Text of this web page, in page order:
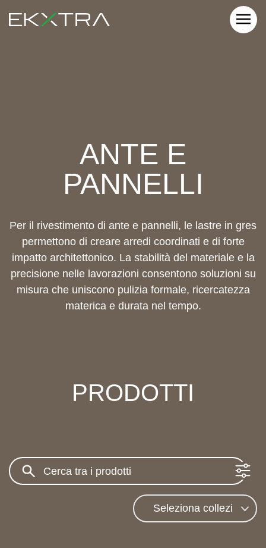
ANTE E
PANNELLI
Per il rivestimento di ante e pannelli, le lastre in gres
permettono di creare arredi coordinati e di forte
impatto architettonico. La stabilità del materiale e la
precisione nelle lavorazioni consentono soluzioni su
misura che uniscono pulizia formale, ricercatezza
materica e durata nel tempo.
PRODOTTI
Search: